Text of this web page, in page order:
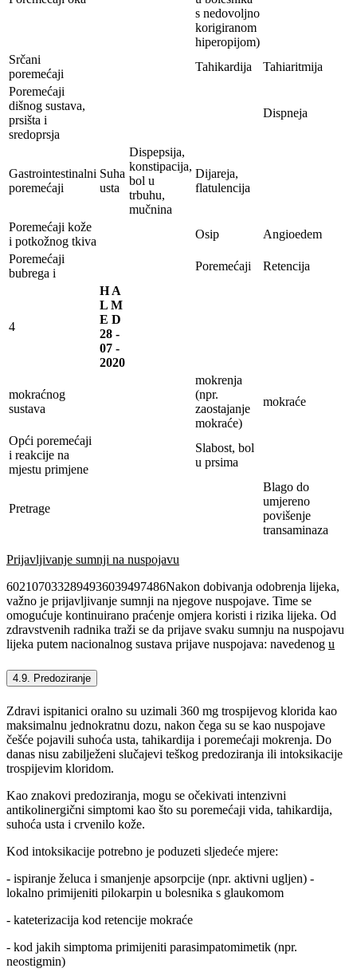
s nedovoljno
korigiranom
hiperopijom)
Srčani
poremećaji
Tahikardija
Tahiaritmija
Poremećaji
dišnog sustava,
prsišta i
sredoprsja
Dispneja
Gastrointestinalni
poremećaji
Suha
usta
Dispepsija,
konstipacija,
bol u
trbuhu,
mučnina
Dijareja,
flatulencija
Poremećaji kože
i potkožnog tkiva
Osip
Angioedem
Poremećaji
bubrega i
Poremećaji Retencija
4
H A
L M
E D
28 -
07 -
2020
mokraćnog
sustava
mokrenja
(npr.
zaostajanje
mokraće)
mokraće
Opći poremećaji
i reakcije na
mjestu primjene
Slabost, bol
u prsima
Pretrage
Blago do
umjereno
povišenje
transaminaza
Prijavljivanje sumnji na nuspojavu
6021070332894936039497486Nakon dobivanja odobrenja lijeka,
važno je prijavljivanje sumnji na njegove nuspojave. Time se
omogućuje kontinuirano praćenje omjera koristi i rizika lijeka. Od
zdravstvenih radnika traži se da prijave svaku sumnju na nuspojavu
lijeka putem nacionalnog sustava prijave nuspojava: navedenog u
4.9. Predoziranje
Zdravi ispitanici oralno su uzimali 360 mg trospijevog klorida kao
maksimalnu jednokratnu dozu, nakon čega su se kao nuspojave
češće pojavili suhoća usta, tahikardija i poremećaji mokrenja. Do
danas nisu zabilježeni slučajevi teškog predoziranja ili intoksikacije
trospijevim kloridom.
Kao znakovi predoziranja, mogu se očekivati intenzivni
antikolinergični simptomi kao što su poremećaji vida, tahikardija,
suhoća usta i crvenilo kože.
Kod intoksikacije potrebno je poduzeti sljedeće mjere:
- ispiranje želuca i smanjenje apsorpcije (npr. aktivni ugljen) -
lokalno primijeniti pilokarpin u bolesnika s glaukomom
- kateterizacija kod retencije mokraće
- kod jakih simptoma primijeniti parasimpatomimetik (npr.
neostigmin)